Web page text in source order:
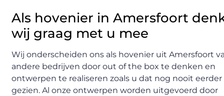
Als hovenier in Amersfoort
wij graag met u mee
Wij onderscheiden ons als hovenier uit Amersfoort
andere bedrijven door out of the box te denken en
ontwerpen te realiseren zoals u dat nog nooit
gezien. Al onze ontwerpen worden uitgevoerd door